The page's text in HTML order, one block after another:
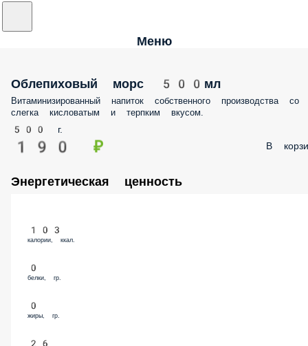
Меню
Облепиховый морс 500мл
Витаминизированный напиток собственного производства со
слегка кисловатым и терпким вкусом.
500 г.
190 ₽ В
Энергетическая ценность
103
калории, ккал.
0
белки, гр.
0
жиры, гр.
26